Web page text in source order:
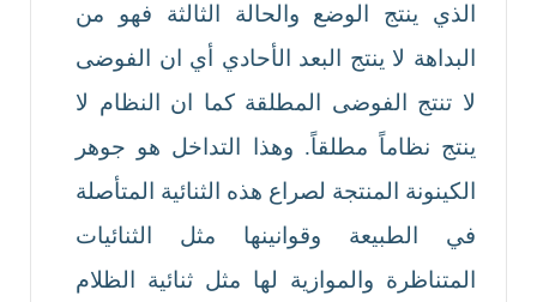
الذي ينتج الوضع والحالة الثالثة فهو من
البداهة لا ينتج البعد الأحادي أي ان الفوضى
لا تنتج الفوضى المطلقة كما ان النظام لا
ينتج نظاماً مطلقاً. وهذا التداخل هو جوهر
الكينونة المنتجة لصراع هذه الثنائية المتأصلة
في الطبيعة وقوانينها مثل الثنائيات
المتناظرة والموازية لها مثل ثنائية الظلام